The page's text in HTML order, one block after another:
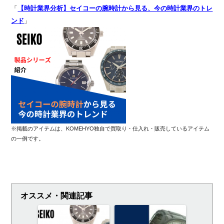
「 【時計業界分析】セイコーの腕時計から見る、今の時計業界のトレ
ンド 」
※掲載のアイテムは、KOMEHYO独自で買取り・仕入れ・販売しているアイテム
の一例です。
オススメ・関連記事